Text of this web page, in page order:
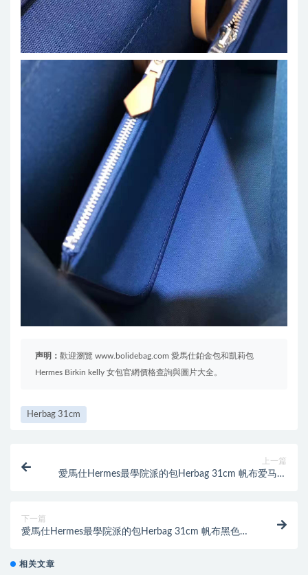
声明： 歡迎瀏覽 www.bolidebag.com 愛馬仕鉑金包和凱莉包
Hermes Birkin kelly 女包官網價格查詢與圖片大全。
Herbag 31cm
上一篇
愛馬仕Hermes最學院派的包Herbag 31cm 帆布爱马仕
下一篇
愛馬仕Hermes最學院派的包Herbag 31cm 帆布黑色配
相关文章